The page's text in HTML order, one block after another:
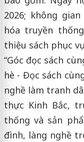
2026; không
hóa truyền
thiệu sách phục
“Góc đọc sách
hè - Đọc sách
nghề làm tranh
thực Kinh Bắc,
thống và sản
đình, làng nghề